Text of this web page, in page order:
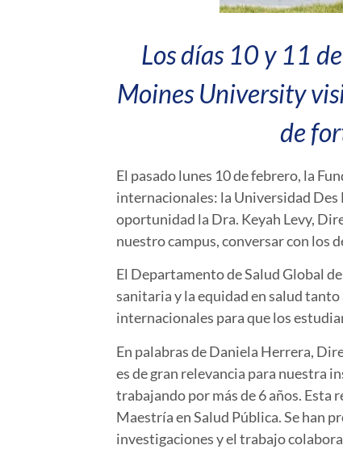
Los días 10 y 11
Moines University
de
El pasado lunes 10 de febrero, la
internacionales: la Universidad Des
oportunidad la Dra. Keyah Levy,
nuestro campus, conversar con los
El Departamento de Salud Global
sanitaria y la equidad en salud
internacionales para que los
En palabras de Daniela Herrera,
es de gran relevancia para nuestra
trabajando por más de 6 años.
Maestría en Salud Pública. Se han
investigaciones y el trabajo